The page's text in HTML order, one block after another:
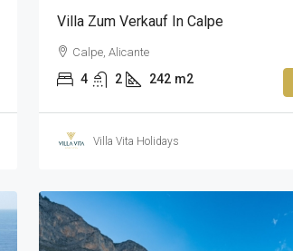
Villa Zum Verkauf In Calpe
Calpe, Alicante
4 2 242 m2
Villa Vita Holidays